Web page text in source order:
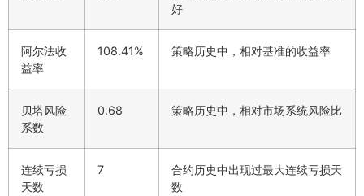
好
阿尔法收
益率
108.41% 策略历史中，相对基准的收益率
贝塔风险
系数
0.68 策略历史中，相对市场系统风险比
连续亏损
天数
7
合约历史中出现过最大连续亏损天
数